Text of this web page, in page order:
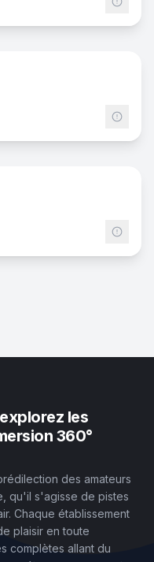
21
17
les
360°
des amateurs
qu'il s'agisse de pistes
Chaque établissement
plaisir en toute
complètes allant du